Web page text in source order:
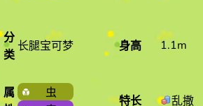
分
类
长腿宝可梦 身高 1.1m
属
虫
特长 乱撒